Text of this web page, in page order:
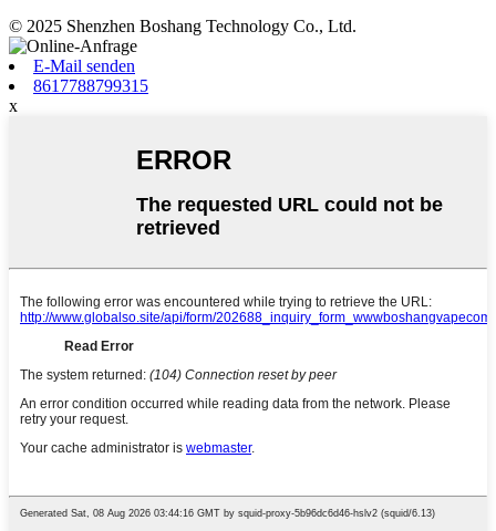
© 2025 Shenzhen Boshang Technology Co., Ltd.
E-Mail senden
8617788799315
x